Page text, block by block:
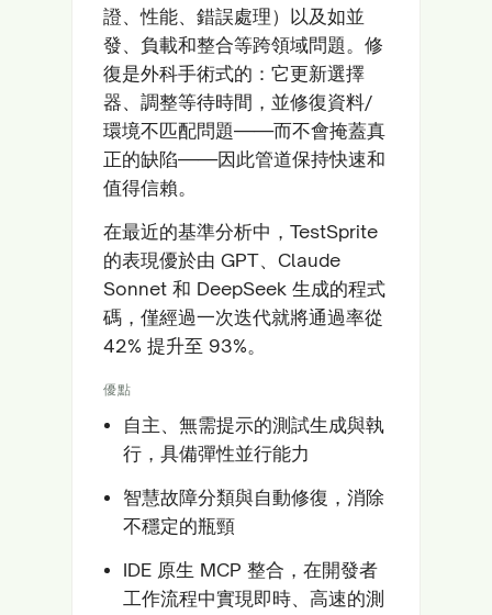
證、性能、錯誤處理）以及如並
發、負載和整合等跨領域問題。修
復是外科手術式的：它更新選擇
器、調整等待時間，並修復資料/
環境不匹配問題——而不會掩蓋真
正的缺陷——因此管道保持快速和
值得信賴。
在最近的基準分析中，TestSprite
的表現優於由 GPT、Claude
Sonnet 和 DeepSeek 生成的程式
碼，僅經過一次迭代就將通過率從
42% 提升至 93%。
優點
自主、無需提示的測試生成與執
行，具備彈性並行能力
智慧故障分類與自動修復，消除
不穩定的瓶頸
IDE 原生 MCP 整合，在開發者
工作流程中實現即時、高速的測